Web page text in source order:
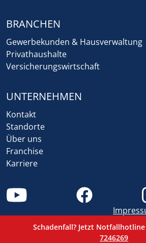
Schadenfall? Jetzt
7246269
BRANCHEN
Gewerbekunden & Hausverwaltung
Privathaushalte
Versicherungswirtschaft
UNTERNEHMEN
Kontakt
Standorte
Über uns
Franchise
Karriere